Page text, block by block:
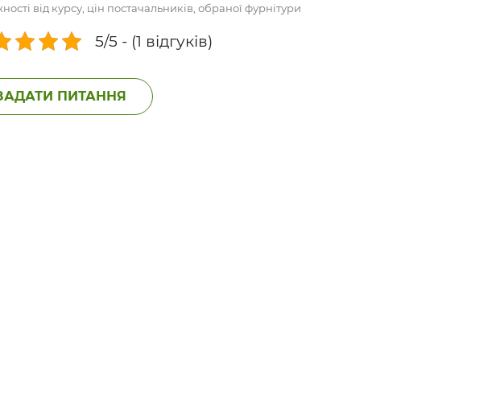
від курсу, цін постачальників, обраної фурнітури
5/5 - (1 відгуків)
ПИТАННЯ